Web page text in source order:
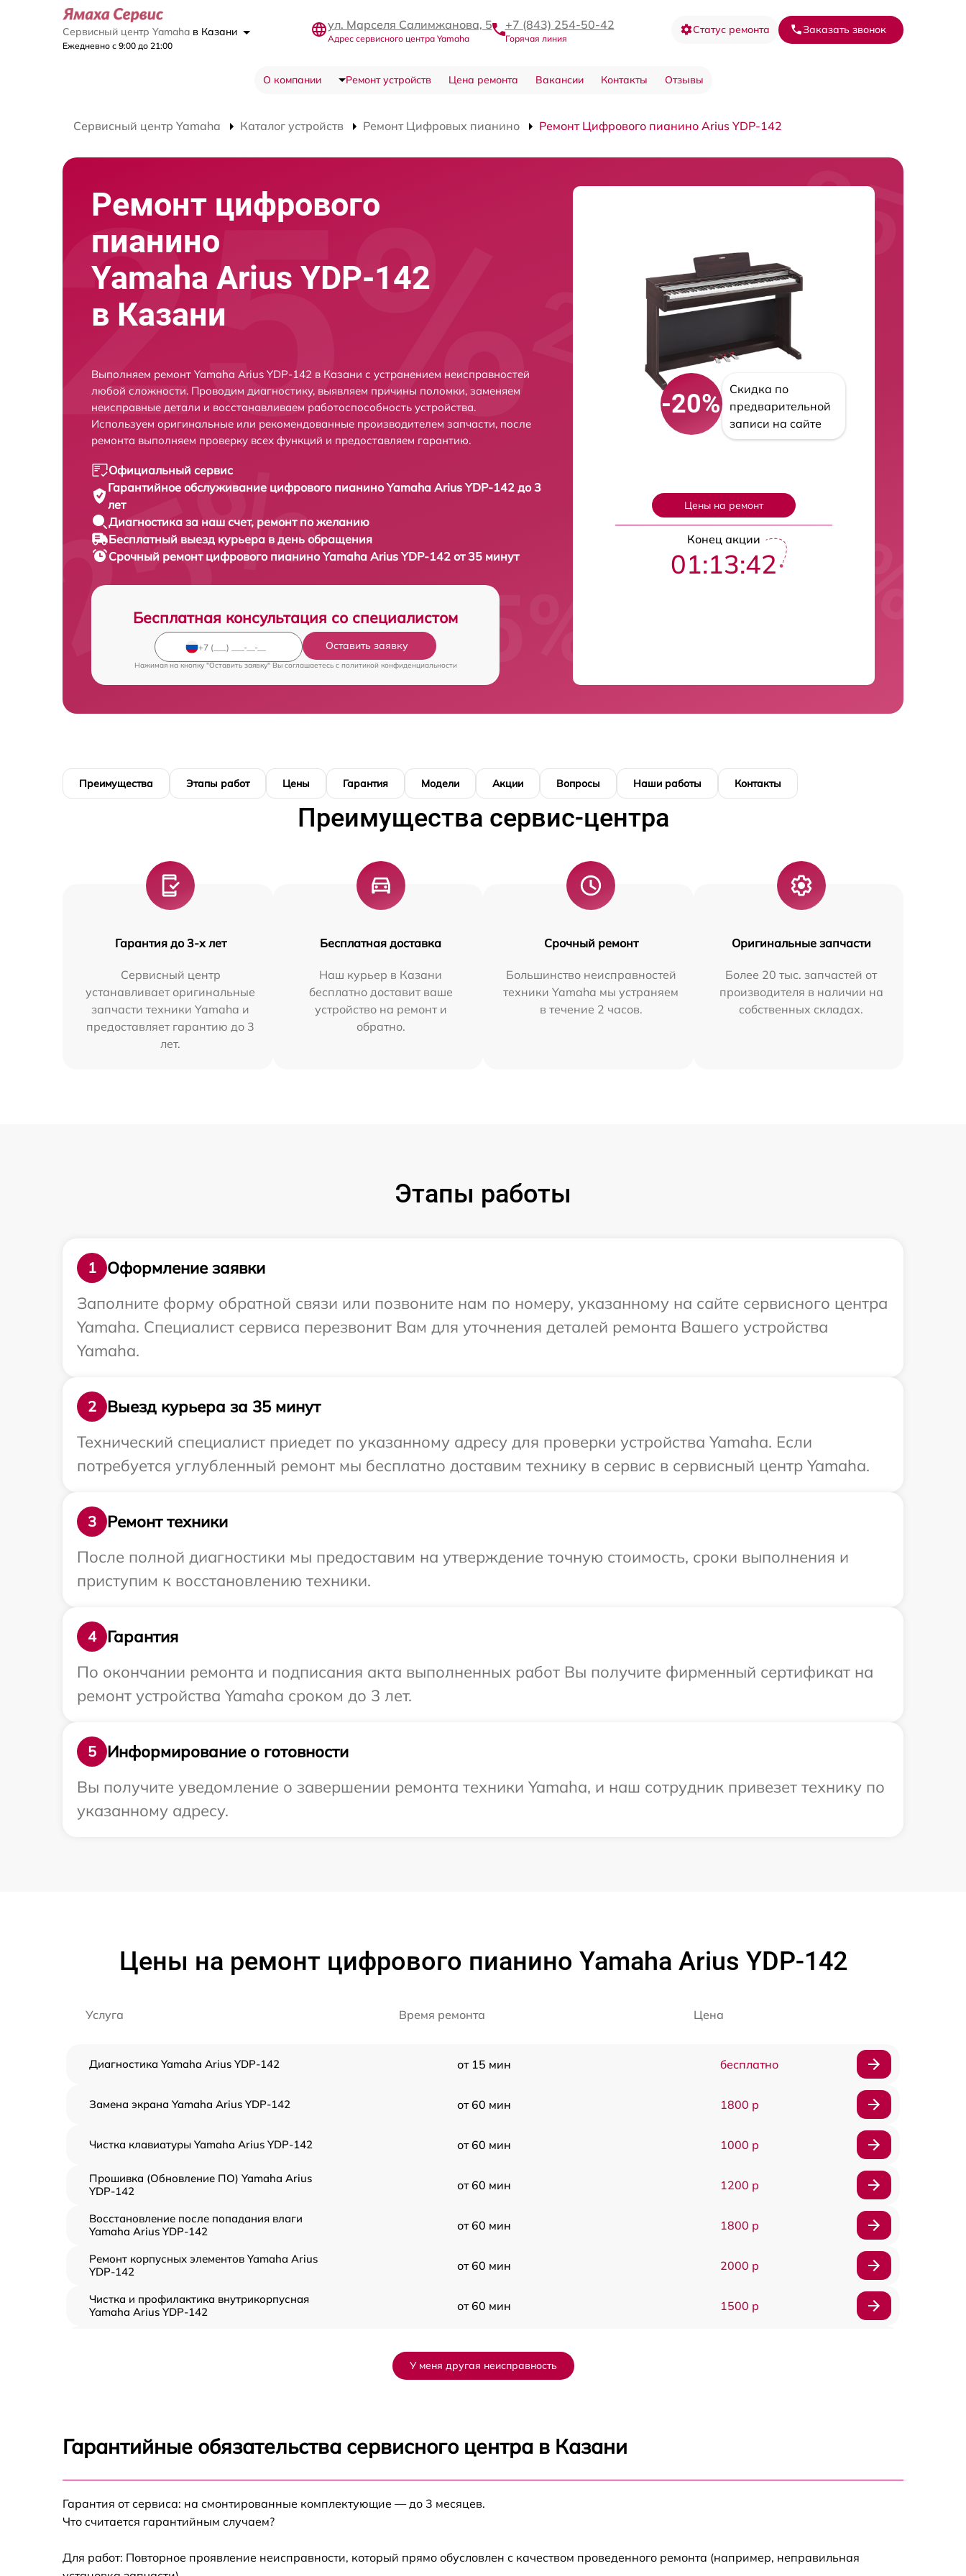
Сервисный центр Yamaha в Казани
Ежедневно с 9:00 до 21:00
ул. Марселя Салимжанова, 5
Адрес сервисного центра Yamaha
+7 (843) 254-50-42
Горячая линия
Статус ремонта Заказать звонок
О компании Ремонт устройств Цена ремонта Вакансии Контакты Отзывы
Сервисный центр Yamaha Каталог устройств Ремонт Цифровых пианино Ремонт Цифрового пианино Arius YDP-142
Ремонт цифрового
пианино
Yamaha Arius YDP-142
в Казани
Выполняем ремонт Yamaha Arius YDP-142 в Казани с устранением неисправностей
любой сложности. Проводим диагностику, выявляем причины поломки, заменяем
неисправные детали и восстанавливаем работоспособность устройства.
Используем оригинальные или рекомендованные производителем запчасти, после
ремонта выполняем проверку всех функций и предоставляем гарантию.
Официальный сервис
Гарантийное обслуживание цифрового пианино Yamaha Arius YDP-142 до 3
лет
Диагностика за наш счет, ремонт по желанию
Бесплатный выезд курьера в день обращения
Срочный ремонт цифрового пианино Yamaha Arius YDP-142 от 35 минут
Бесплатная консультация со специалистом
Оставить заявку
Нажимая на кнопку "Оставить заявку" Вы соглашаетесь c политикой конфиденциальности
-20%
Скидка по
предварительной
записи на сайте
Цены на ремонт
Конец акции
01:13:41
Преимущества Этапы работ Цены Гарантия Модели Акции Вопросы Наши работы Контакты
Преимущества сервис-центра
Гарантия до 3-х лет
Сервисный центр
устанавливает оригинальные
запчасти техники Yamaha и
предоставляет гарантию до 3
лет.
Бесплатная доставка
Наш курьер в Казани
бесплатно доставит ваше
устройство на ремонт и
обратно.
Срочный ремонт
Большинство неисправностей
техники Yamaha мы устраняем
в течение 2 часов.
Оригинальные запчасти
Более 20 тыс. запчастей от
производителя в наличии на
собственных складах.
Этапы работы
1
Оформление заявки
Заполните форму обратной связи или позвоните нам по номеру, указанному на сайте сервисного центра
Yamaha. Специалист сервиса перезвонит Вам для уточнения деталей ремонта Вашего устройства
Yamaha.
2
Выезд курьера за 35 минут
Технический специалист приедет по указанному адресу для проверки устройства Yamaha. Если
потребуется углубленный ремонт мы бесплатно доставим технику в сервис в сервисный центр Yamaha.
3
Ремонт техники
После полной диагностики мы предоставим на утверждение точную стоимость, сроки выполнения и
приступим к восстановлению техники.
4
Гарантия
По окончании ремонта и подписания акта выполненных работ Вы получите фирменный сертификат на
ремонт устройства Yamaha сроком до 3 лет.
5
Информирование о готовности
Вы получите уведомление о завершении ремонта техники Yamaha, и наш сотрудник привезет технику по
указанному адресу.
Цены на ремонт цифрового пианино Yamaha Arius YDP-142
Услуга Время ремонта Цена
Диагностика Yamaha Arius YDP-142 от 15 мин бесплатно
Замена экрана Yamaha Arius YDP-142 от 60 мин 1800 р
Чистка клавиатуры Yamaha Arius YDP-142 от 60 мин 1000 р
Прошивка (Обновление ПО) Yamaha Arius
YDP-142
от 60 мин 1200 р
Восстановление после попадания влаги
Yamaha Arius YDP-142
от 60 мин 1800 р
Ремонт корпусных элементов Yamaha Arius
YDP-142
от 60 мин 2000 р
Чистка и профилактика внутрикорпусная
Yamaha Arius YDP-142
от 60 мин 1500 р
Чистка токопроводящих резинок механизма
клавиш Yamaha Arius YDP-142
от 60 мин
клавиш Yamaha Arius YDP-142
У меня другая неисправность
Гарантийные обязательства сервисного центра в Казани
Гарантия от сервиса: на смонтированные комплектующие — до 3 месяцев.
Что считается гарантийным случаем?
Для работ: Повторное проявление неисправности, который прямо обусловлен с качеством проведенного ремонта (например, неправильная